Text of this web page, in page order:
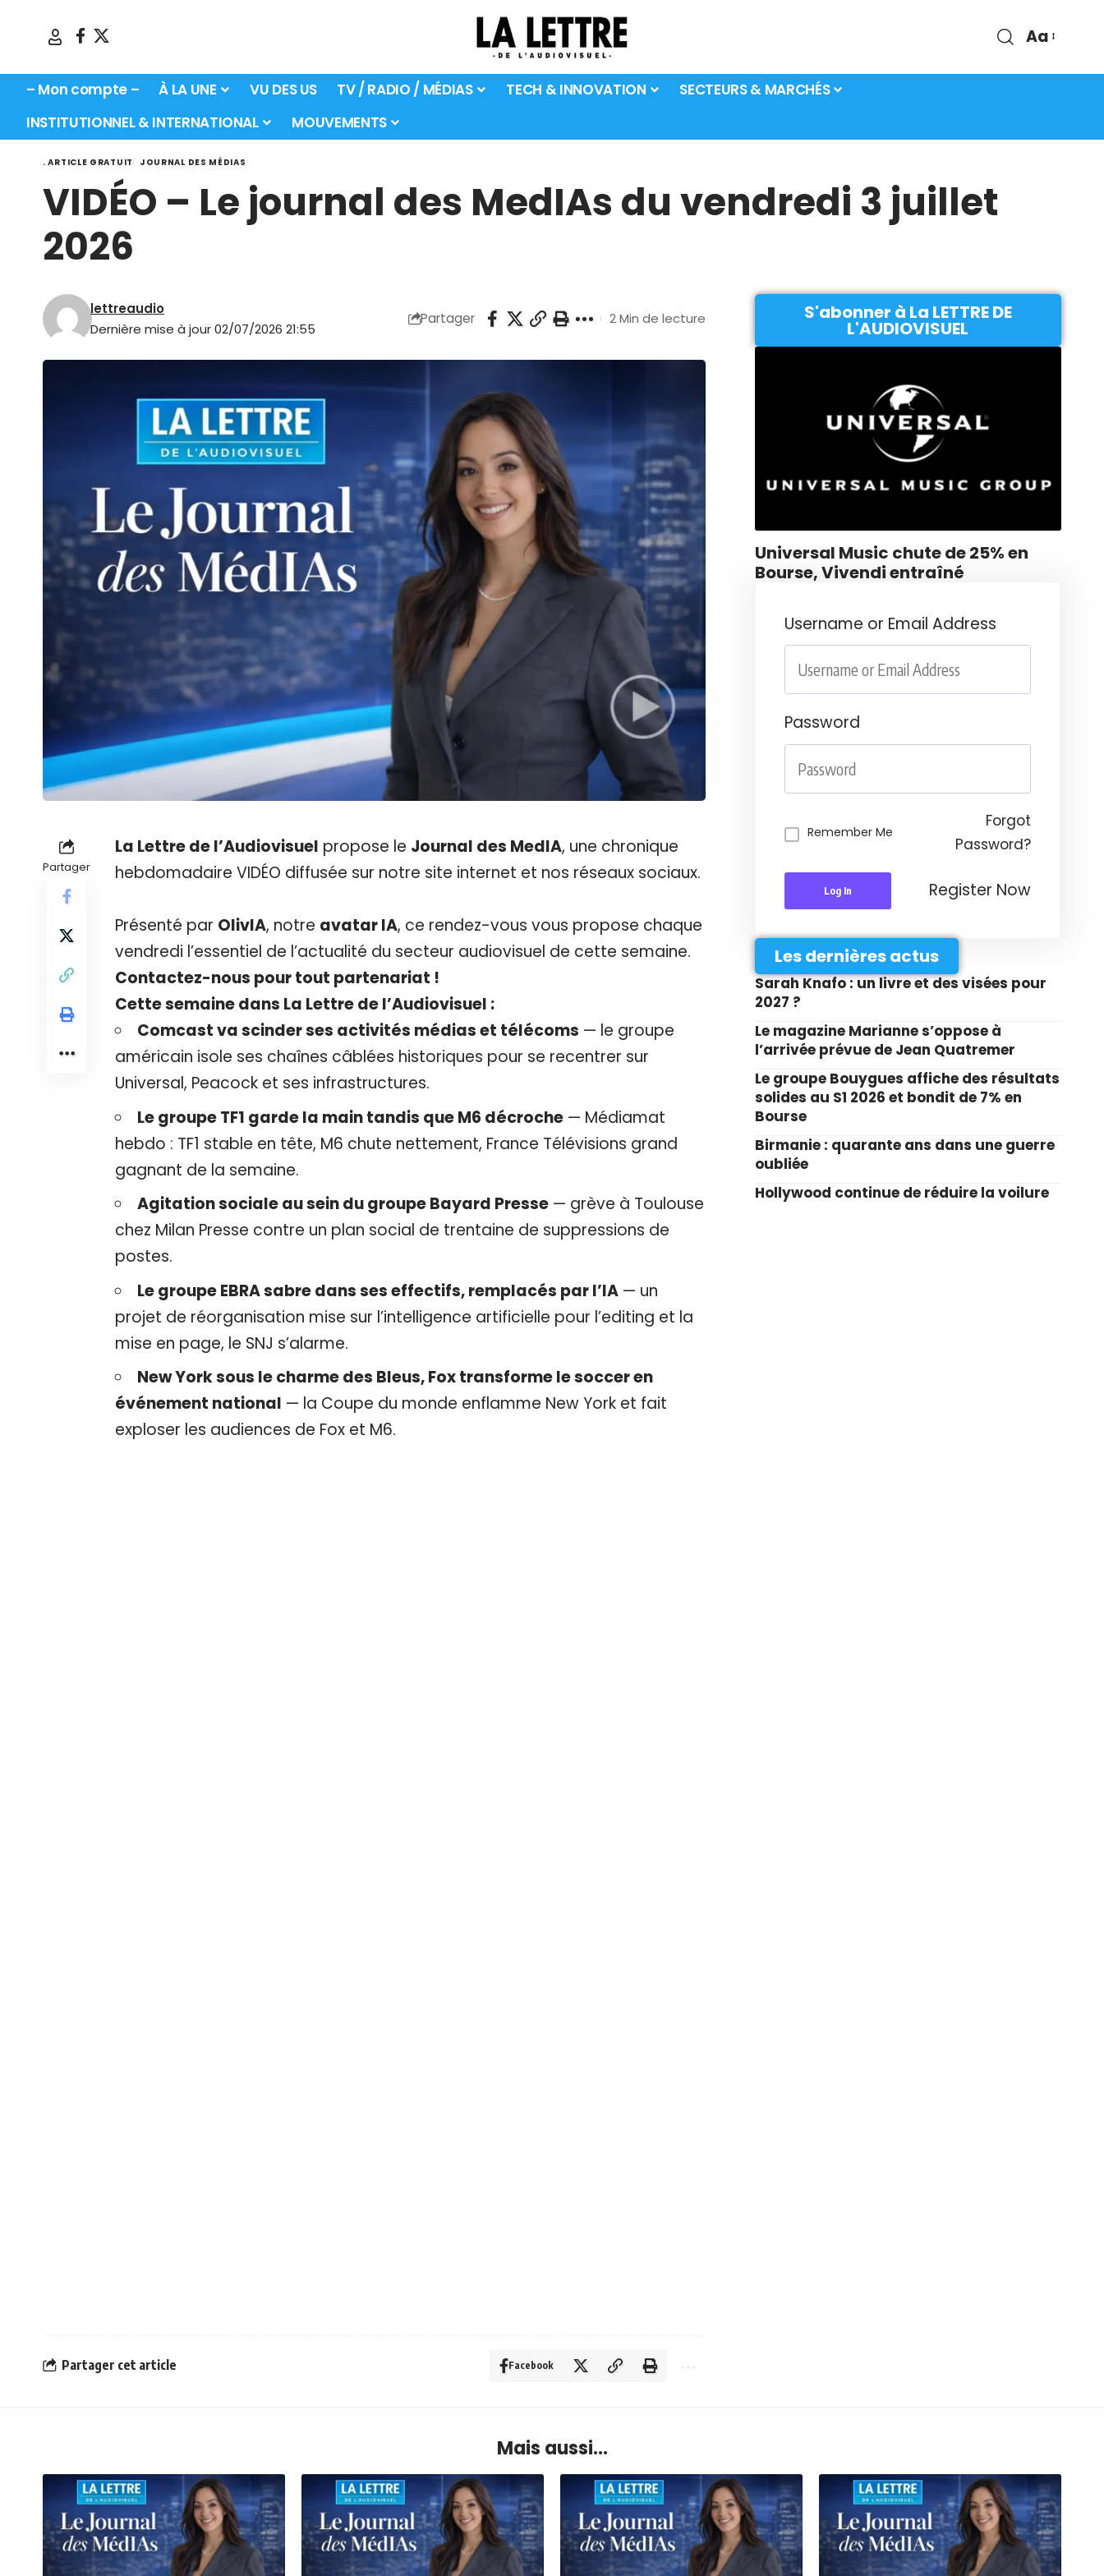
Aa
– Mon compte – À LA UNE VU DES US TV / RADIO / MÉDIAS TECH & INNOVATION
SECTEURS & MARCHÉS
INSTITUTIONNEL & INTERNATIONAL
MOUVEMENTS
. ARTICLE GRATUIT JOURNAL DES MÉDIAS
VIDÉO – Le journal des MedIAs du vendredi 3 juillet
2026
Dernière mise à jour 02/07/2026 21:55
lettreaudio
Partager 2 Min de lecture
Partager
La Lettre de l’Audiovisuel propose le Journal des MedIA, une chronique
hebdomadaire VIDÉO diffusée sur notre site internet et nos réseaux sociaux.
Présenté par OlivIA, notre avatar IA, ce rendez-vous vous propose chaque
vendredi l’essentiel de l’actualité du secteur audiovisuel de cette semaine.
Contactez-nous pour tout partenariat !
Cette semaine dans La Lettre de l’Audiovisuel :
Comcast va scinder ses activités médias et télécoms — le groupe
américain isole ses chaînes câblées historiques pour se recentrer sur
Universal, Peacock et ses infrastructures.
Le groupe TF1 garde la main tandis que M6 décroche — Médiamat
hebdo : TF1 stable en tête, M6 chute nettement, France Télévisions grand
gagnant de la semaine.
Agitation sociale au sein du groupe Bayard Presse — grève à Toulouse
chez Milan Presse contre un plan social de trentaine de suppressions de
postes.
Le groupe EBRA sabre dans ses effectifs, remplacés par l’IA — un
projet de réorganisation mise sur l’intelligence artificielle pour l’editing et la
mise en page, le SNJ s’alarme.
New York sous le charme des Bleus, Fox transforme le soccer en
événement national — la Coupe du monde enflamme New York et fait
exploser les audiences de Fox et M6.
Partager cet article Facebook
S'abonner à La LETTRE DE
L'AUDIOVISUEL
Universal Music chute de 25% en
Bourse, Vivendi entraîné
Username or Email Address
Password
Remember Me
Forgot
Password?
Log In Register Now
Les dernières actus
Sarah Knafo : un livre et des visées pour
2027 ?
Le magazine Marianne s’oppose à
l’arrivée prévue de Jean Quatremer
Le groupe Bouygues affiche des résultats
solides au S1 2026 et bondit de 7% en
Bourse
Birmanie : quarante ans dans une guerre
oubliée
Hollywood continue de réduire la voilure
Mais aussi...